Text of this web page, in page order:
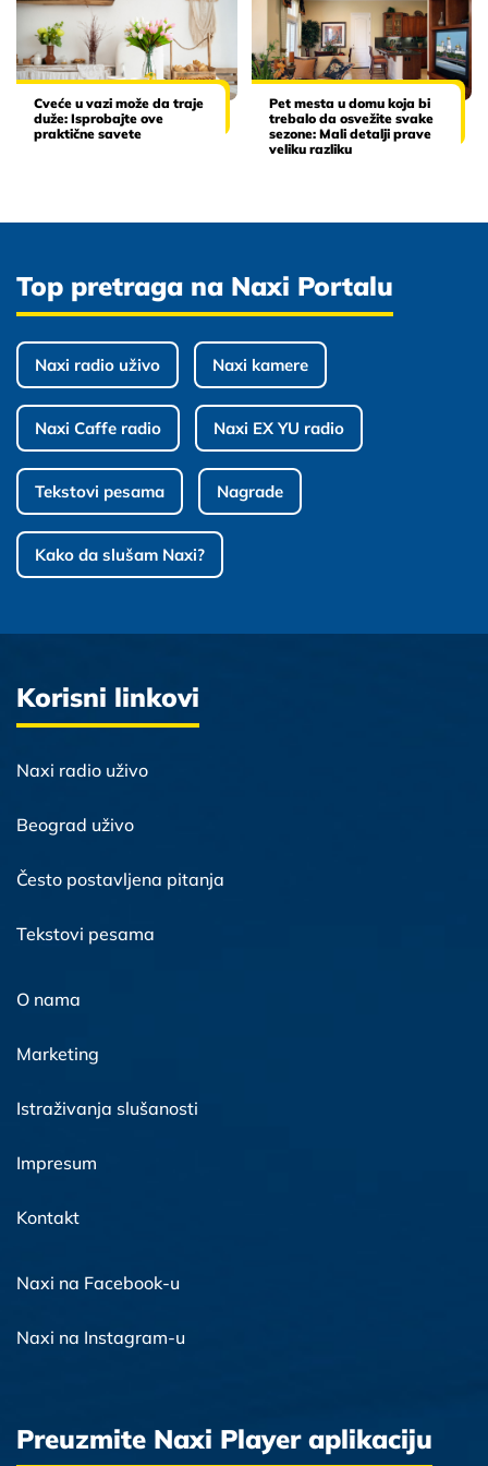
Cveće u vazi može da traje
duže: Isprobajte ove
praktične savete
Pet mesta u domu koja bi
trebalo da osvežite svake
sezone: Mali detalji prave
veliku razliku
Top pretraga na Naxi Portalu
Naxi radio uživo Naxi kamere
Naxi Caffe radio Naxi EX YU radio
Tekstovi pesama Nagrade
Kako da slušam Naxi?
Korisni linkovi
Naxi radio uživo
Beograd uživo
Često postavljena pitanja
Tekstovi pesama
O nama
Marketing
Istraživanja slušanosti
Impresum
Kontakt
Naxi na Facebook-u
Naxi na Instagram-u
Preuzmite Naxi Player aplikaciju